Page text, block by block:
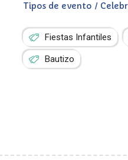
Tipos de evento /
Fiestas Infantiles
Bautizo